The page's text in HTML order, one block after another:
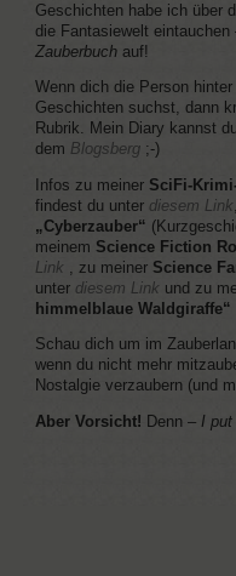
Geschichten habe ich über
die Fantasiewelt
Zauberbuchauf!
Wenn dich die Person hinter
Geschichten suchst, dann
Rubrik. Mein Diary kannst
dem Blogsberg;-)
Infos zu meiner SciFi-
findest du unter diesem Link
„Cyberzauber“
meinem Science Fiction
Link , zu meiner Science
unter diesem Link und zu
himmelblaue Waldgiraffe“
Schau dich um im
wenn du nicht mehr
Nostalgie verzaubern (und
Aber Vorsicht! Denn – I put